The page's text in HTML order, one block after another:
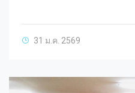
31 ม.ค. 2569